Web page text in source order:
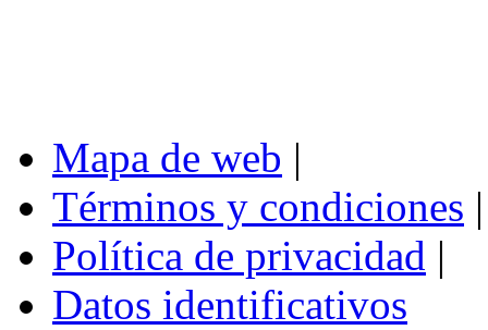
Mapa de web |
Términos y condiciones |
Política de privacidad |
Datos identificativos